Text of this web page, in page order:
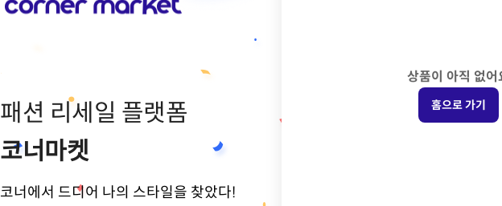
패션 리세일 플랫폼
코너마켓
코너에서 드디어 나의 스타일을 찾았다!
상품이 아직 없어
홈으로 가기